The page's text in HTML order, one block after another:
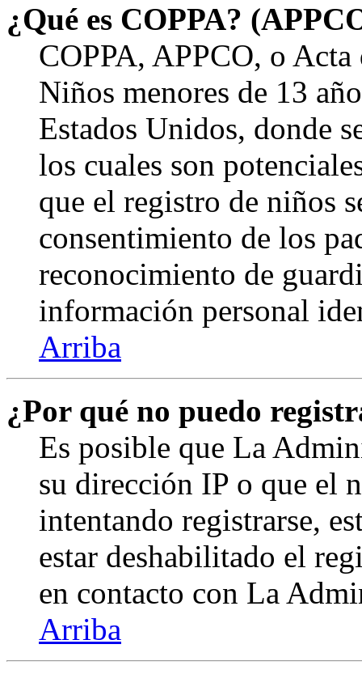
¿Qué es COPPA?
COPPA, APPCO, o
Niños menores de 13
Estados Unidos, donde
los cuales son
que el registro de niños
consentimiento de los
reconocimiento de
información personal
Arriba
¿Por qué no puedo
Es posible que La
su dirección IP o que el
intentando registrarse,
estar deshabilitado el
en contacto con La
Arriba